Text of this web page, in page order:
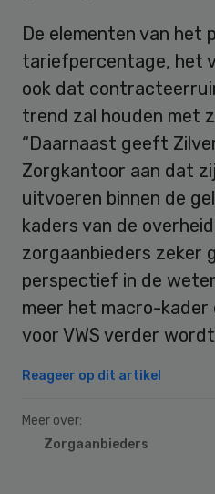
De elementen van het
tariefpercentage, het
ook dat
trend zal houden met
“Daarnaast geeft
Zorgkantoor aan dat
uitvoeren binnen de
kaders van de
zorgaanbieders zeker
perspectief in de
meer het macro-kader
voor VWS verder
Reageer op dit artikel
Meer over:
Zorgaanbieders